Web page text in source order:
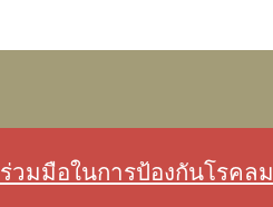
วมมือในการป้องกันโรคล